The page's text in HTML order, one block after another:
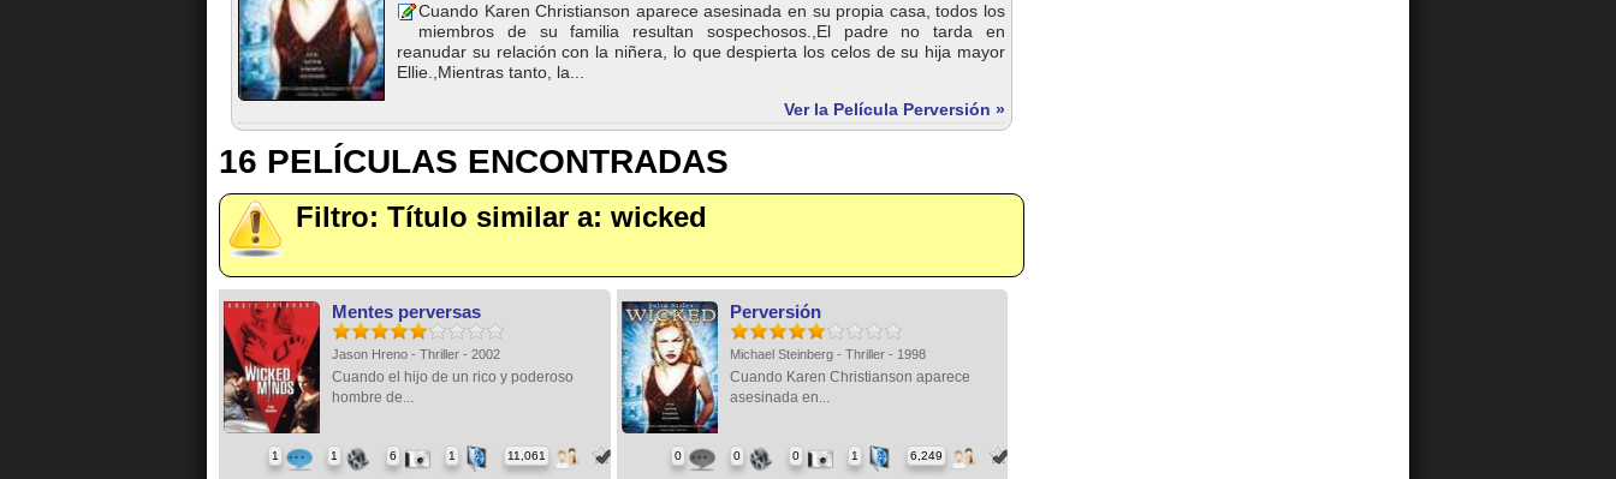
Cuando Karen Christianson aparece asesinada en su propia casa, todos los
miembros de su familia resultan sospechosos.,El padre no tarda en
reanudar su relación con la niñera, lo que despierta los celos de su hija mayor
Ellie.,Mientras tanto, la...
Ver la Película Perversión »
16 PELÍCULAS ENCONTRADAS
Filtro: Título similar a: wicked
Mentes perversas
Jason Hreno - Thriller - 2002
Cuando el hijo de un rico y poderoso
hombre de...
1 1 6 1 11,061
Perversión
Michael Steinberg - Thriller - 1998
Cuando Karen Christianson aparece
asesinada en...
0 0 0 1 6,249